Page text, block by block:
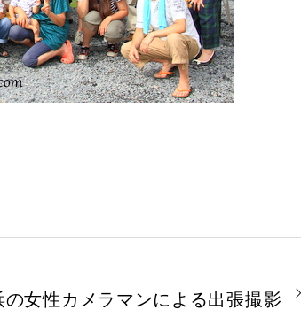
の女性カメラマンによる出張撮影